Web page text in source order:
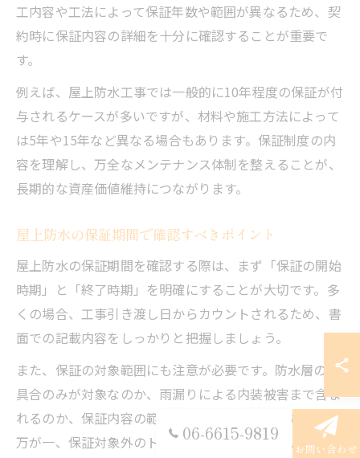
工内容や工法によって保証年数や範囲が異なるため、契
約時に保証内容の詳細を十分に確認することが重要で
す。
例えば、屋上防水工事では一般的に10年程度の保証が付
与されるケースが多いですが、材料や施工方法によって
は5年や15年など異なる場合もあります。保証制度の内
容を理解し、万全なメンテナンス体制を整えることが、
長期的な資産価値維持につながります。
屋上防水の保証期間で確認すべきポイント
屋上防水の保証期間を確認する際は、まず「保証の開始
時期」と「終了時期」を明確にすることが大切です。多
くの場合、工事引き渡し日からカウントされるため、書
面での記載内容をしっかりと把握しましょう。
また、保証の対象範囲にも注意が必要です。防水層の不
具合のみが対象なのか、雨漏りによる内装被害まで含ま
れるのか、保証内容の範囲を詳細に確認してください。
万が一、保証対象外のトラブルが発生した場合、追加費
06-6615-9819
お問い合わせ